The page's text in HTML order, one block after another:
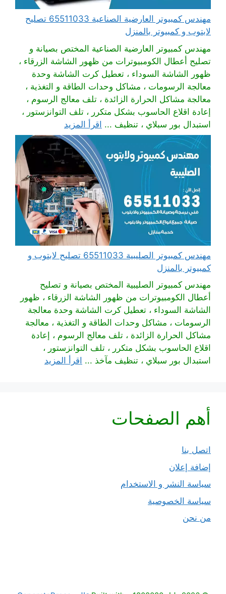
مهندس كمبيوتر العارضية الصناعية 65511033 تصليح
لابتوب و كمبيوتر بالمنزل
مهندس كمبيوتر العارضية الصناعية المختص بصيانة و
تصليح أعطال الكومبيوترات من ظهور الشاشة الزرقاء ،
ظهور الشاشة السوداء ، تعطيل كرت الشاشة وحدة
معالجة الرسومات ، مشاكل وحدات الطاقة و التغذية ،
معالجة مشاكل الحرارة الزائدة ، تلف معالج الرسوم ،
إعادة اقلاع الحاسوب بشكل متكرر ، تلف التوانزستور ،
استبدال بور سبلاي ، تنظيف ... اقرأ المزيد
مهندس كمبيوتر الصليبية 65511033 تصليح لابتوب و
كمبيوتر بالمنزل
مهندس كمبيوتر الصليبية المختص بصيانة و تصليح
أعطال الكومبيوترات من ظهور الشاشة الزرقاء ، ظهور
الشاشة السوداء ، تعطيل كرت الشاشة وحدة معالجة
الرسومات ، مشاكل وحدات الطاقة و التغذية ، معالجة
مشاكل الحرارة الزائدة ، تلف معالج الرسوم ، إعادة
اقلاع الحاسوب بشكل متكرر ، تلف التوانزستور ،
استبدال بور سبلاي ، تنظيف مآخذ ... اقرأ المزيد
أهم الصفحات
اتصل بنا
إضافة إعلان
سياسة النشر و الاستخدام
سياسة الخصوصية
من نحن